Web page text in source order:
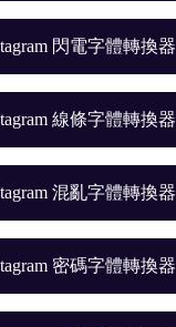
閃電字體轉換器
線條字體轉換器
混亂字體轉換器
密碼字體轉換器